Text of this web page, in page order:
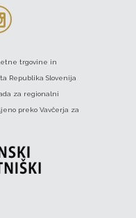
trgovine in
Republika Slovenija
za regionalni
preko Vavčerja za